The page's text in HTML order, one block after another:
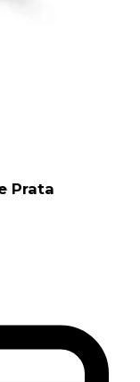
Prata